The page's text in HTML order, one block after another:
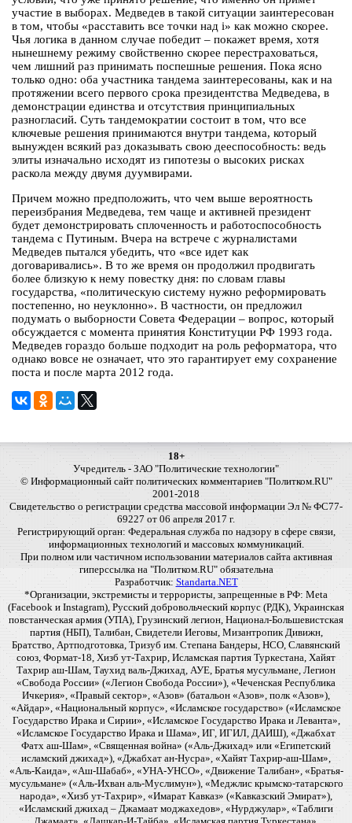
участие в выборах. Медведев в такой ситуации заинтересован
в том, чтобы «расставить все точки над i» как можно скорее.
Чья логика в данном случае победит – покажет время, хотя
нынешнему режиму свойственно скорее перестраховаться,
чем лишний раз принимать поспешные решения. Пока ясно
только одно: оба участника тандема заинтересованы, как и на
протяжении всего первого срока президентства Медведева, в
демонстрации единства и отсутствия принципиальных
разногласий. Суть тандемократии состоит в том, что все
ключевые решения принимаются внутри тандема, который
вынужден всякий раз доказывать свою дееспособность: ведь
элиты изначально исходят из гипотезы о высоких рисках
раскола между двумя дуумвирами.
Причем можно предположить, что чем выше вероятность
переизбрания Медведева, тем чаще и активней президент
будет демонстрировать сплоченность и работоспособность
тандема с Путиным. Вчера на встрече с журналистами
Медведев пытался убедить, что «все идет как
договаривались». В то же время он продолжил продвигать
более близкую к нему повестку дня: по словам главы
государства, «политическую систему нужно реформировать
постепенно, но неуклонно». В частности, он предложил
подумать о выборности Совета Федерации – вопрос, который
обсуждается с момента принятия Конституции РФ 1993 года.
Медведев гораздо больше подходит на роль реформатора, что
однако вовсе не означает, что это гарантирует ему сохранение
поста и после марта 2012 года.
18+
Учредитель - ЗАО "Политические технологии"
© Информационный сайт политических комментариев "Политком.RU"
2001-2018
Свидетельство о регистрации средства массовой информации Эл № ФС77-
69227 от 06 апреля 2017 г.
Регистрирующий орган: Федеральная служба по надзору в сфере связи,
информационных технологий и массовых коммуникаций.
При полном или частичном использовании материалов сайта активная
гиперссылка на "Политком.RU" обязательна
Разработчик: Standarta.NET
*Организации, экстремисты и террористы, запрещенные в РФ: Meta
(Facebook и Instagram), Русский добровольческий корпус (РДК), Украинская
повстанческая армия (УПА), Грузинский легион, Национал-Большевистская
партия (НБП), Талибан, Свидетели Иеговы, Мизантропик Дивижн,
Братство, Артподготовка, Тризуб им. Степана Бандеры, НСО, Славянский
союз, Формат-18, Хизб ут-Тахрир, Исламская партия Туркестана, Хайят
Тахрир аш-Шам, Таухид валь-Джихад, АУЕ, Братья мусульмане, Легион
«Свобода России» («Легион Свобода России»), «Чеченская Республика
Ичкерия», «Правый сектор», «Азов» (батальон «Азов», полк «Азов»),
«Айдар», «Национальный корпус», «Исламское государство» («Исламское
Государство Ирака и Сирии», «Исламское Государство Ирака и Леванта»,
«Исламское Государство Ирака и Шама», ИГ, ИГИЛ, ДАИШ), «Джабхат
Фатх аш-Шам», «Священная война» («Аль-Джихад» или «Египетский
исламский джихад»), «Джабхат ан-Нусра», «Хайят Тахрир-аш-Шам»,
«Аль-Каида», «Аш-Шабаб», «УНА-УНСО», «Движение Талибан», «Братья-
мусульмане» («Аль-Ихван аль-Муслимун»), «Меджлис крымско-татарского
народа», «Хизб ут-Тахрир», «Имарат Кавказ» («Кавказский Эмират»),
«Исламский джихад – Джамаат моджахедов», «Нурджулар», «Таблиги